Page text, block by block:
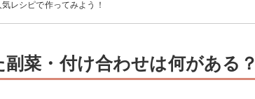
風炒め
リームグラタン
ンのバター醤油炒め
レシピで作ってみよう！
菜・付け合わせは何がある？